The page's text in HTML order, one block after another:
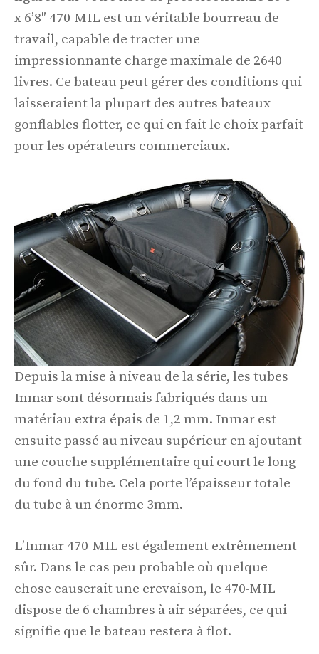
x 6’8″ 470-MIL est un véritable bourreau de
travail, capable de tracter une
impressionnante charge maximale de 2640
livres. Ce bateau peut gérer des conditions qui
laisseraient la plupart des autres bateaux
gonflables flotter, ce qui en fait le choix parfait
pour les opérateurs commerciaux.
Depuis la mise à niveau de la série, les tubes
Inmar sont désormais fabriqués dans un
matériau extra épais de 1,2 mm. Inmar est
ensuite passé au niveau supérieur en ajoutant
une couche supplémentaire qui court le long
du fond du tube. Cela porte l’épaisseur totale
du tube à un énorme 3mm.
L’Inmar 470-MIL est également extrêmement
sûr. Dans le cas peu probable où quelque
chose causerait une crevaison, le 470-MIL
dispose de 6 chambres à air séparées, ce qui
signifie que le bateau restera à flot.